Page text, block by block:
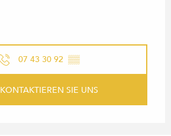
07 43 30 92 ▒▒
KONTAKTIEREN SIE UNS